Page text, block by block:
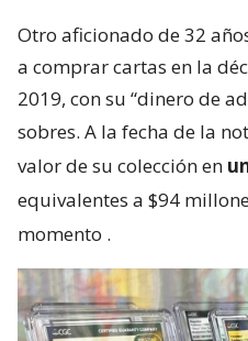
Otro aficionado de 32
a comprar cartas en la
2019, con su “dinero de
sobres. A la fecha de la
valor de su colección en
equivalentes a $94
momento .